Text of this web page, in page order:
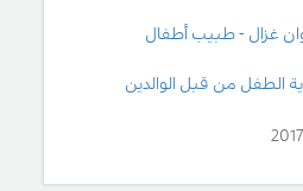
غزال - طبيب أطفال
الطفل من قبل الوالدين